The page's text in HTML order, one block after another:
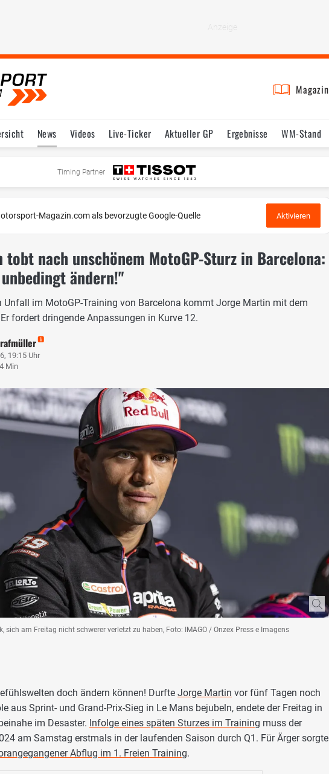
Magazin
News Videos Live-Ticker Aktueller GP Ergebnisse WM-Stand
Testfahrten Reglement
Timing Partner
Magazin.com als bevorzugte Google-Quelle Aktivieren
nach unschönem MotoGP-Sturz in Barcelona:
ändern!"
Unfall im MotoGP-Training von Barcelona kommt Jorge Martin mit dem
fordert dringende Anpassungen in Kurve 12.
19:15 Uhr
Min
sich am Freitag nicht schwerer verletzt zu haben, Foto: IMAGO / Onzex Press e Imagens
doch ändern können! Durfte Jorge Martin vor fünf Tagen noch
aus Sprint- und Grand-Prix-Sieg in Le Mans bejubeln, endete der Freitag in
im Desaster. Infolge eines späten Sturzes im Training muss der
am Samstag erstmals in der laufenden Saison durch Q1. Für Ärger sorgte
Abflug im 1. Freien Training.